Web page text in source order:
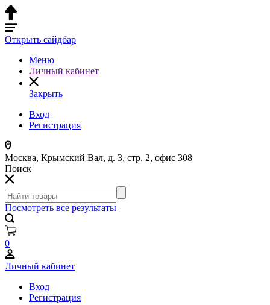
Открыть сайдбар
Меню
Личный кабинет
Закрыть
Вход
Регистрация
Москва, Крымский Вал, д. 3, стр. 2, офис 308
Поиск
Посмотреть все результаты
0
Личный кабинет
Вход
Регистрация